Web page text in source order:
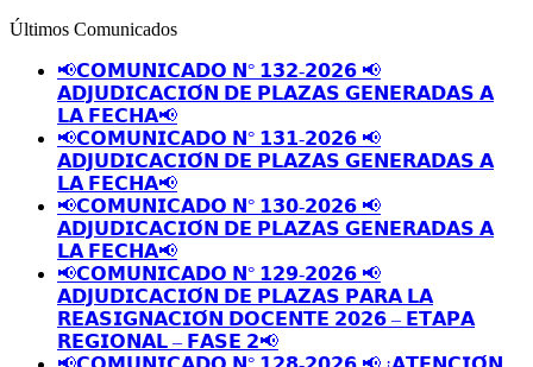
Últimos Comunicados
📢𝗖𝗢𝗠𝗨𝗡𝗜𝗖𝗔𝗗𝗢 𝗡° 𝟭𝟯𝟮-𝟮𝟬𝟮𝟲 📢
𝗔𝗗𝗝𝗨𝗗𝗜𝗖𝗔𝗖𝗜𝗢́𝗡 𝗗𝗘 𝗣𝗟𝗔𝗭𝗔𝗦 𝗚𝗘𝗡𝗘𝗥𝗔𝗗𝗔𝗦 𝗔
𝗟𝗔 𝗙𝗘𝗖𝗛𝗔📢
📢𝗖𝗢𝗠𝗨𝗡𝗜𝗖𝗔𝗗𝗢 𝗡° 𝟭𝟯𝟭-𝟮𝟬𝟮𝟲 📢
𝗔𝗗𝗝𝗨𝗗𝗜𝗖𝗔𝗖𝗜𝗢́𝗡 𝗗𝗘 𝗣𝗟𝗔𝗭𝗔𝗦 𝗚𝗘𝗡𝗘𝗥𝗔𝗗𝗔𝗦 𝗔
𝗟𝗔 𝗙𝗘𝗖𝗛𝗔📢
📢𝗖𝗢𝗠𝗨𝗡𝗜𝗖𝗔𝗗𝗢 𝗡° 𝟭𝟯𝟬-𝟮𝟬𝟮𝟲 📢
𝗔𝗗𝗝𝗨𝗗𝗜𝗖𝗔𝗖𝗜𝗢́𝗡 𝗗𝗘 𝗣𝗟𝗔𝗭𝗔𝗦 𝗚𝗘𝗡𝗘𝗥𝗔𝗗𝗔𝗦 𝗔
𝗟𝗔 𝗙𝗘𝗖𝗛𝗔📢
📢𝗖𝗢𝗠𝗨𝗡𝗜𝗖𝗔𝗗𝗢 𝗡° 𝟭𝟮𝟵-𝟮𝟬𝟮𝟲 📢
𝗔𝗗𝗝𝗨𝗗𝗜𝗖𝗔𝗖𝗜𝗢́𝗡 𝗗𝗘 𝗣𝗟𝗔𝗭𝗔𝗦 𝗣𝗔𝗥𝗔 𝗟𝗔
𝗥𝗘𝗔𝗦𝗜𝗚𝗡𝗔𝗖𝗜𝗢́𝗡 𝗗𝗢𝗖𝗘𝗡𝗧𝗘 𝟮𝟬𝟮𝟲 – 𝗘𝗧𝗔𝗣𝗔
𝗥𝗘𝗚𝗜𝗢𝗡𝗔𝗟 – 𝗙𝗔𝗦𝗘 𝟮📢